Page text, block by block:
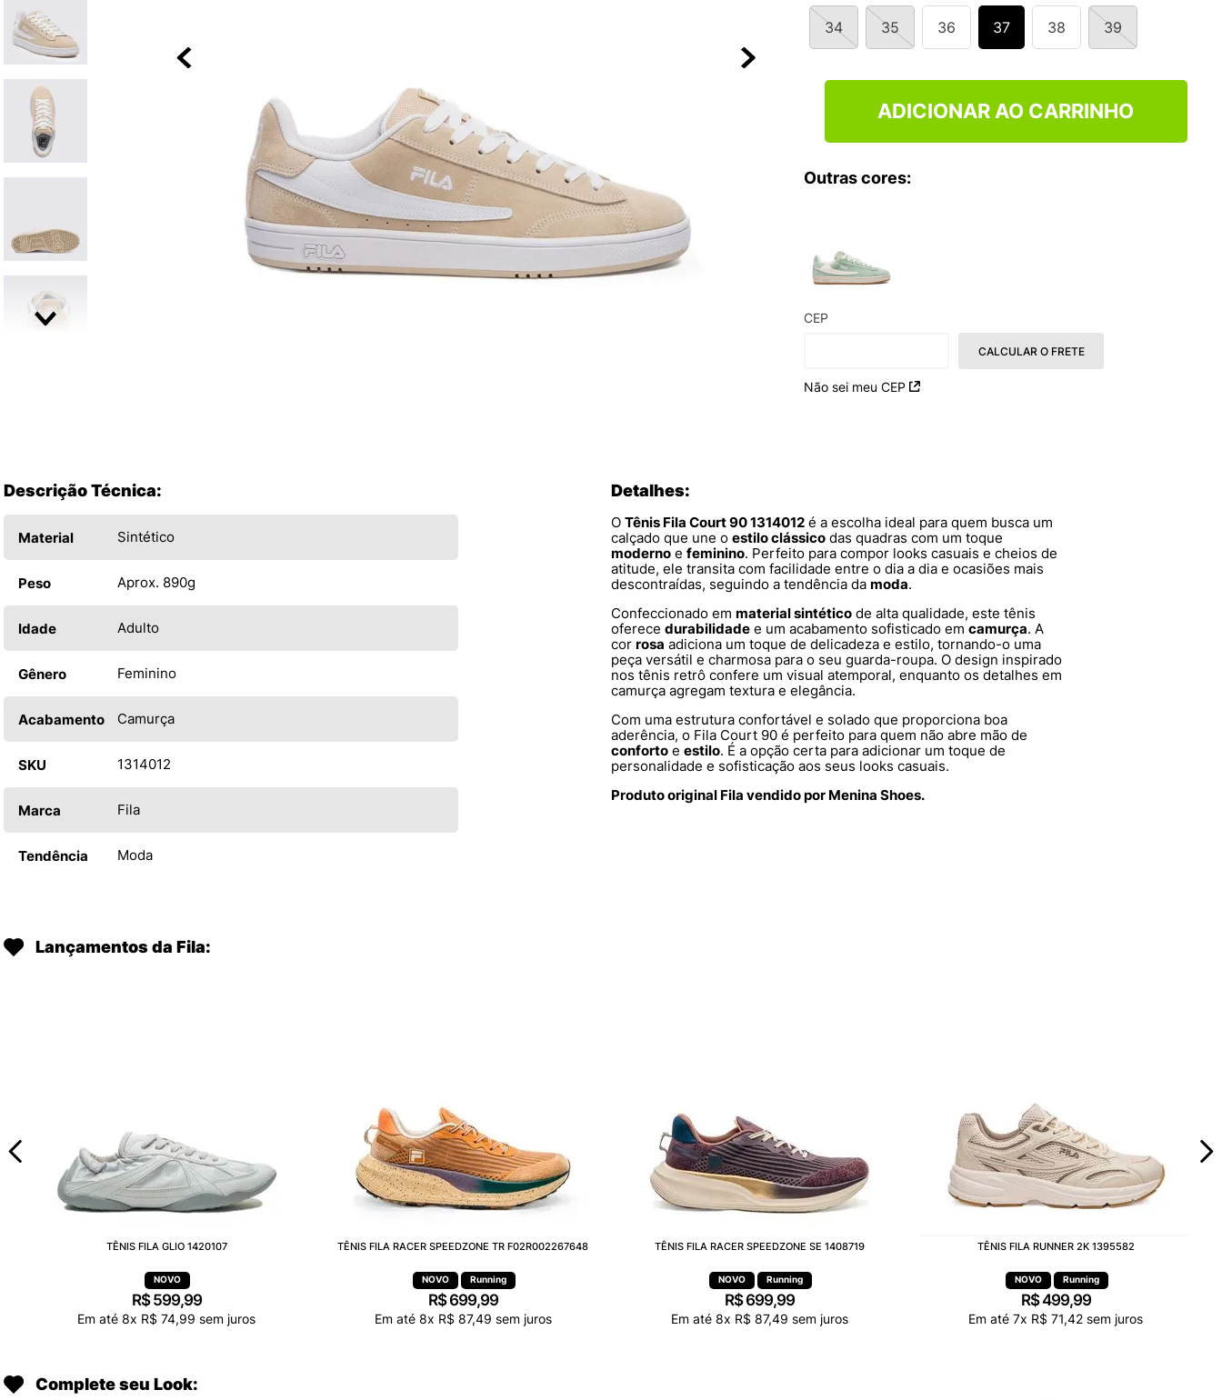
34 35 36 37 38 39
ADICIONAR AO CARRINHO
Outras cores:
CEP
Não sei meu CEP
CALCULAR O FRETE
Descrição Técnica:
Material Sintético
Peso Aprox. 890g
Idade Adulto
Gênero Feminino
Acabamento Camurça
SKU 1314012
Marca Fila
Tendência Moda
Detalhes:
O Tênis Fila Court 90 1314012 é a escolha ideal para quem busca um
calçado que une o estilo clássico das quadras com um toque
moderno e feminino. Perfeito para compor looks casuais e cheios de
atitude, ele transita com facilidade entre o dia a dia e ocasiões mais
descontraídas, seguindo a tendência da moda.
Confeccionado em material sintético de alta qualidade, este tênis
oferece durabilidade e um acabamento sofisticado em camurça. A
cor rosa adiciona um toque de delicadeza e estilo, tornando-o uma
peça versátil e charmosa para o seu guarda-roupa. O design inspirado
nos tênis retrô confere um visual atemporal, enquanto os detalhes em
camurça agregam textura e elegância.
Com uma estrutura confortável e solado que proporciona boa
aderência, o Fila Court 90 é perfeito para quem não abre mão de
conforto e estilo. É a opção certa para adicionar um toque de
personalidade e sofisticação aos seus looks casuais.
Produto original Fila vendido por Menina Shoes.
Lançamentos da Fila:
TÊNIS FILA GLIO 1420107
R$ 599,99
Em até 8x R$ 74,99 sem juros
TÊNIS FILA RACER SPEEDZONE TR F02R002267648
Running
R$ 699,99
Em até 8x R$ 87,49 sem juros
TÊNIS FILA RACER SPEEDZONE SE 1408719
Running
R$ 699,99
Em até 8x R$ 87,49 sem juros
TÊNIS FILA RUNNER 2K 1395582
Running
R$499,99
Em até 7x R$ 71,42 sem juros
Complete seu Look: